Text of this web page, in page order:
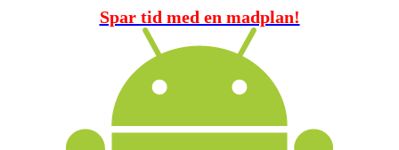
Spar tid med en madplan!